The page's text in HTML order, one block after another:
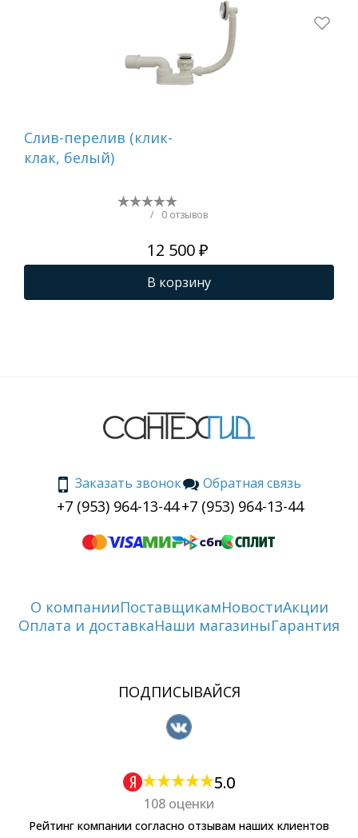
Cлив-перелив (клик-
клак, белый)
/ 0 отзывов
12 500 ₽
В корзину
Заказать звонок
+7 (953) 964-13-44
Обратная связь
+7 (953) 964-13-44
О компанииПоставщикамНовостиАкции
Оплата и доставкаНаши магазиныГарантия
ПОДПИСЫВАЙСЯ
5.0
108 оценки
Рейтинг компании согласно отзывам наших клиентов